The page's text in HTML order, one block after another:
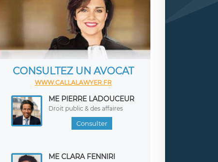
CONSULTEZ UN AVOCAT
WWW.CALLALAWYER.FR
ME PIERRE LADOUCEUR
Droit public & des affaires
Consulter
ME CLARA FENNIRI